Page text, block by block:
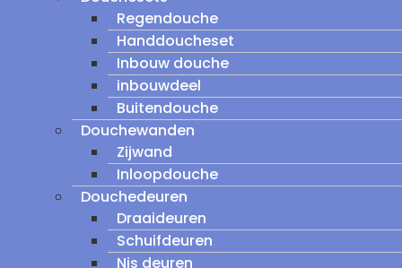
Regendouche
Handdoucheset
Inbouw douche
inbouwdeel
Buitendouche
Douchewanden
Zijwand
Inloopdouche
Douchedeuren
Draaideuren
Schuifdeuren
Nis deuren